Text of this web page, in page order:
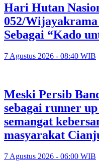
Hari Hutan
052/Wijayakrama
Sebagai “Kado
7 Agustus 2026 - 08:40 WIB
Meski Persib
sebagai runner
semangat
masyarakat
7 Agustus 2026 - 06:00 WIB